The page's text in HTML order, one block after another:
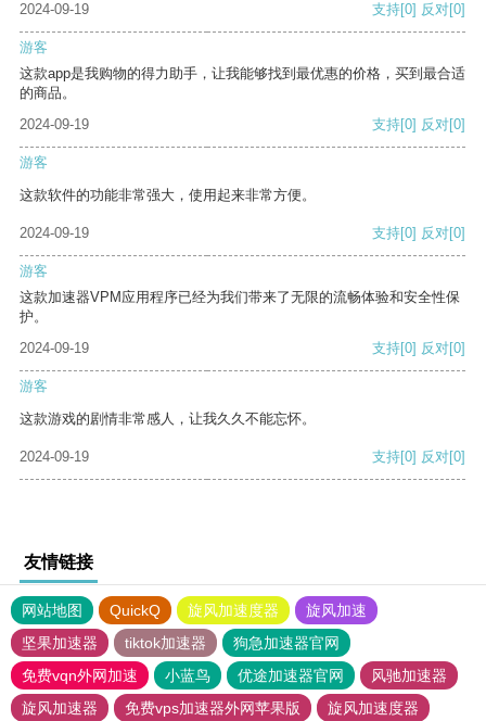
2024-09-19
支持[0] 反对[0]
游客
这款app是我购物的得力助手，让我能够找到最优惠的价格，买到最合适
的商品。
2024-09-19
支持[0] 反对[0]
游客
这款软件的功能非常强大，使用起来非常方便。
2024-09-19 支持[0] 反对[0]
游客
这款加速器VPM应用程序已经为我们带来了无限的流畅体验和安全性保
护。
2024-09-19
支持[0] 反对[0]
游客
这款游戏的剧情非常感人，让我久久不能忘怀。
2024-09-19 支持[0] 反对[0]
友情链接
网站地图 QuickQ 旋风加速度器
旋风加速
坚果加速器
tiktok加速器
狗急加速器官网
免费vqn外网加速
小蓝鸟 优途加速器官网
风驰加速器
旋风加速器
免费vps加速器外网苹果版
旋风加速度器